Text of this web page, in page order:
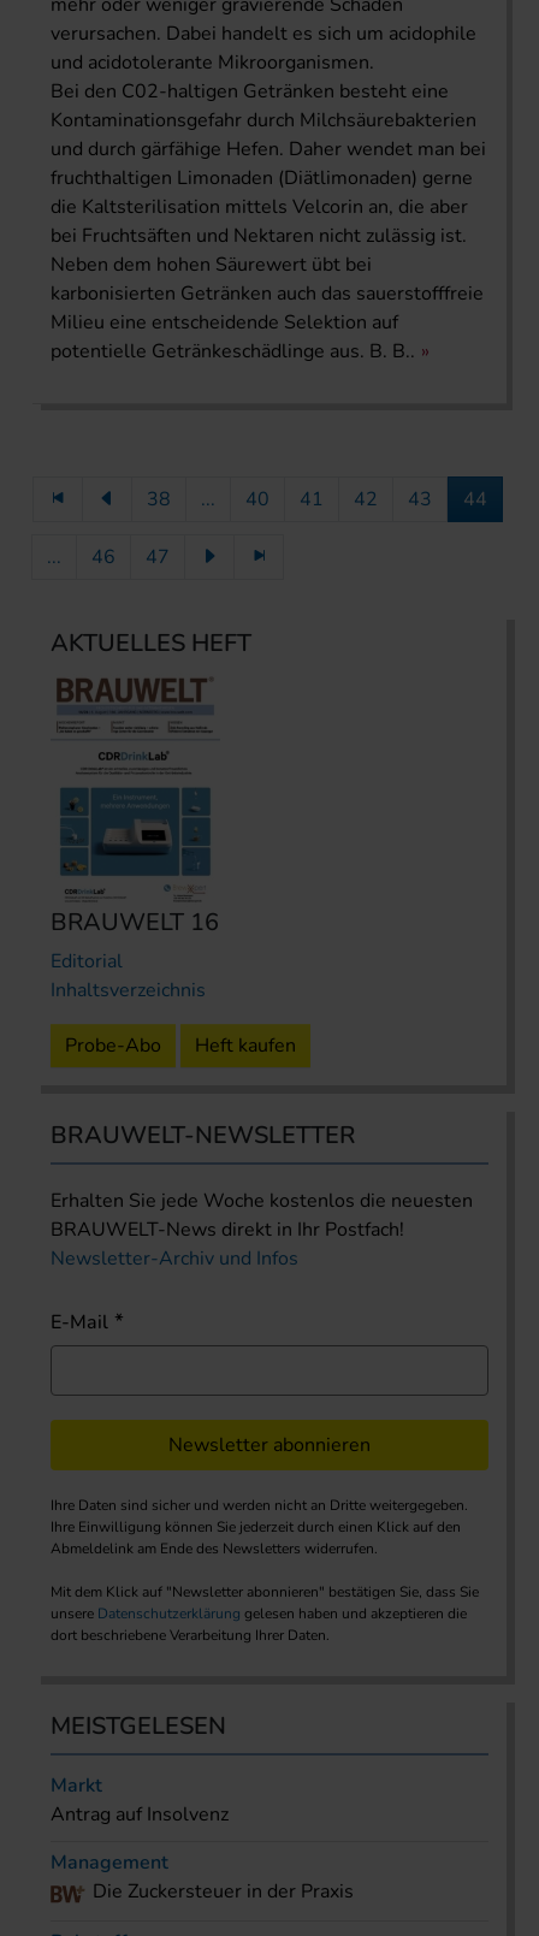
verursachen. Dabei handelt es sich um acidophile
und acidotolerante Mikroorganismen.
Bei den C02-haltigen Getränken besteht eine
Kontaminationsgefahr durch Milchsäurebakterien
und durch gärfähige Hefen. Daher wendet man bei
fruchthaltigen Limonaden (Diätlimonaden) gerne
die Kaltsterilisation mittels Velcorin an, die aber
bei Fruchtsäften und Nektaren nicht zulässig ist.
Neben dem hohen Säurewert übt bei
karbonisierten Getränken auch das sauerstofffreie
Milieu eine entscheidende Selektion auf
potentielle Getränkeschädlinge aus. B. B..
38 ... 40 41 42 43 44
... 46 47
AKTUELLES HEFT
BRAUWELT 16
Editorial
Inhaltsverzeichnis
Probe-Abo Heft kaufen
BRAUWELT-NEWSLETTER
Erhalten Sie jede Woche kostenlos die neuesten
BRAUWELT-News direkt in Ihr Postfach!
Newsletter-Archiv und Infos
E-Mail
Newsletter abonnieren
Ihre Daten sind sicher und werden nicht an Dritte weitergegeben.
Ihre Einwilligung können Sie jederzeit durch einen Klick auf den
Abmeldelink am Ende des Newsletters widerrufen.
Mit dem Klick auf "Newsletter abonnieren" bestätigen Sie, dass Sie
unsere Datenschutzerklärung gelesen haben und akzeptieren die
dort beschriebene Verarbeitung Ihrer Daten.
MEISTGELESEN
Markt
Antrag auf Insolvenz
Management
Die Zuckersteuer in der Praxis